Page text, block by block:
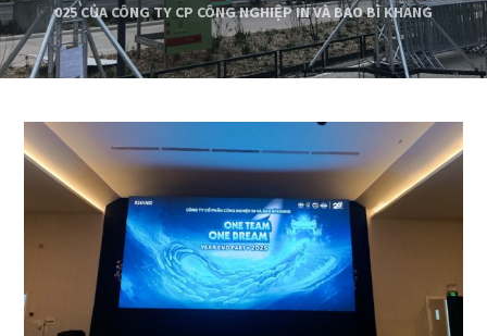
025 CỦA CÔNG TY CP CÔNG NGHIỆP IN VÀ BAO BÌ KHANG